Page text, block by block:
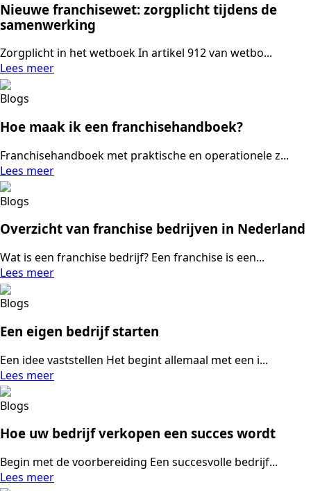
Nieuwe franchisewet: zorgplicht tijdens de
samenwerking
Zorgplicht in het wetboek In artikel 912 van wetbo...
Lees meer
Blogs
Hoe maak ik een franchisehandboek?
Franchisehandboek met praktische en operationele z...
Lees meer
Blogs
Overzicht van franchise bedrijven in Nederland
Wat is een franchise bedrijf? Een franchise is een...
Lees meer
Blogs
Een eigen bedrijf starten
Een idee vaststellen Het begint allemaal met een i...
Lees meer
Blogs
Hoe uw bedrijf verkopen een succes wordt
Begin met de voorbereiding Een succesvolle bedrijf...
Lees meer